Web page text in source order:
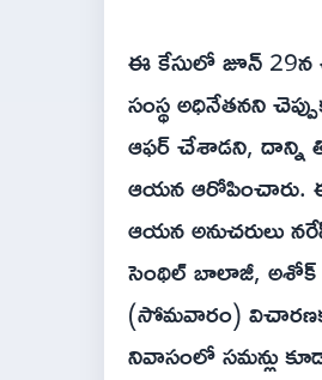
ఈ కేసులో జూన్
సంస్థ అధినేతనని
ఆఫర్ చేశాడని, దాన్ని
ఆయన ఆరోపించారు. ఈ
ఆయన అనుచరులు
సెంథిల్ బాలాజీ, అశోక్
(సోమవారం)
నివాసంలో సమన్లు